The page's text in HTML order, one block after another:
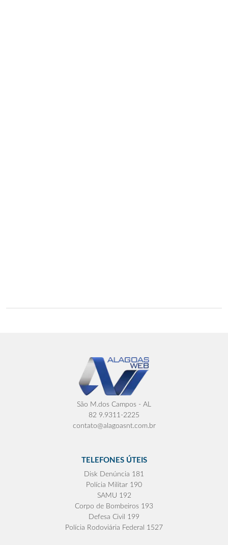
São M.dos Campos - AL
82 9.9311-2225
contato@alagoasnt.com.br
TELEFONES ÚTEIS
Disk Denúncia 181
Polícia Militar 190
SAMU 192
Corpo de Bombeiros 193
Defesa Civil 199
Polícia Rodoviária Federal 1527